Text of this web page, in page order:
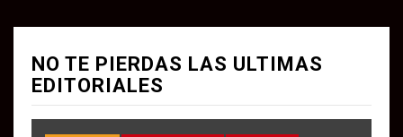
NO TE PIERDAS LAS ULTIMAS
EDITORIALES